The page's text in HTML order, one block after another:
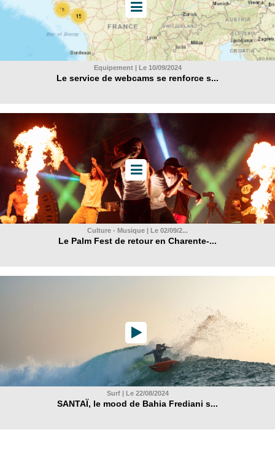
Equipement | Le 10/09/2024
Le service de webcams se renforce s...
Culture - Musique | Le 02/09/2...
Le Palm Fest de retour en Charente-...
Surf | Le 22/08/2024
SANTAÏ, le mood de Bahia Frediani s...